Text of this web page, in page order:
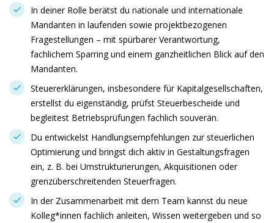
In deiner Rolle berätst du nationale und internationale
Mandanten in laufenden sowie projektbezogenen
Fragestellungen – mit spürbarer Verantwortung,
fachlichem Sparring und einem ganzheitlichen Blick auf den
Mandanten.
Steuererklärungen, insbesondere für Kapitalgesellschaften,
erstellst du eigenständig, prüfst Steuerbescheide und
begleitest Betriebsprüfungen fachlich souverän.
Du entwickelst Handlungsempfehlungen zur steuerlichen
Optimierung und bringst dich aktiv in Gestaltungsfragen
ein, z. B. bei Umstrukturierungen, Akquisitionen oder
grenzüberschreitenden Steuerfragen.
In der Zusammenarbeit mit dem Team kannst du neue
Kolleg*innen fachlich anleiten, Wissen weitergeben und so